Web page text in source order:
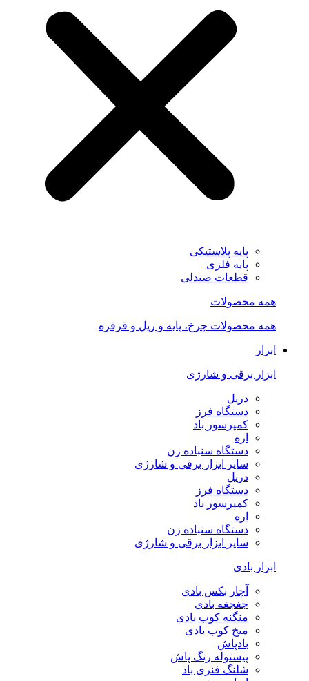
پایه پلاستیکی
پایه فلزی
قطعات صندلی
همه محصولات
همه محصولات چرخ، پایه و ریل و قرقره
ابزار
ابزار برقی و شارژی
دریل
دستگاه فرز
کمپرسور باد
اره
دستگاه سنباده زن
سایر ابزار برقی و شارژی
دریل
دستگاه فرز
کمپرسور باد
اره
دستگاه سنباده زن
سایر ابزار برقی و شارژی
ابزار بادی
آچار بکس بادی
جغجغه بادی
منگنه کوب بادی
میخ کوب بادی
بادپاش
پیستوله رنگ پاش
شلنگ فنری باد